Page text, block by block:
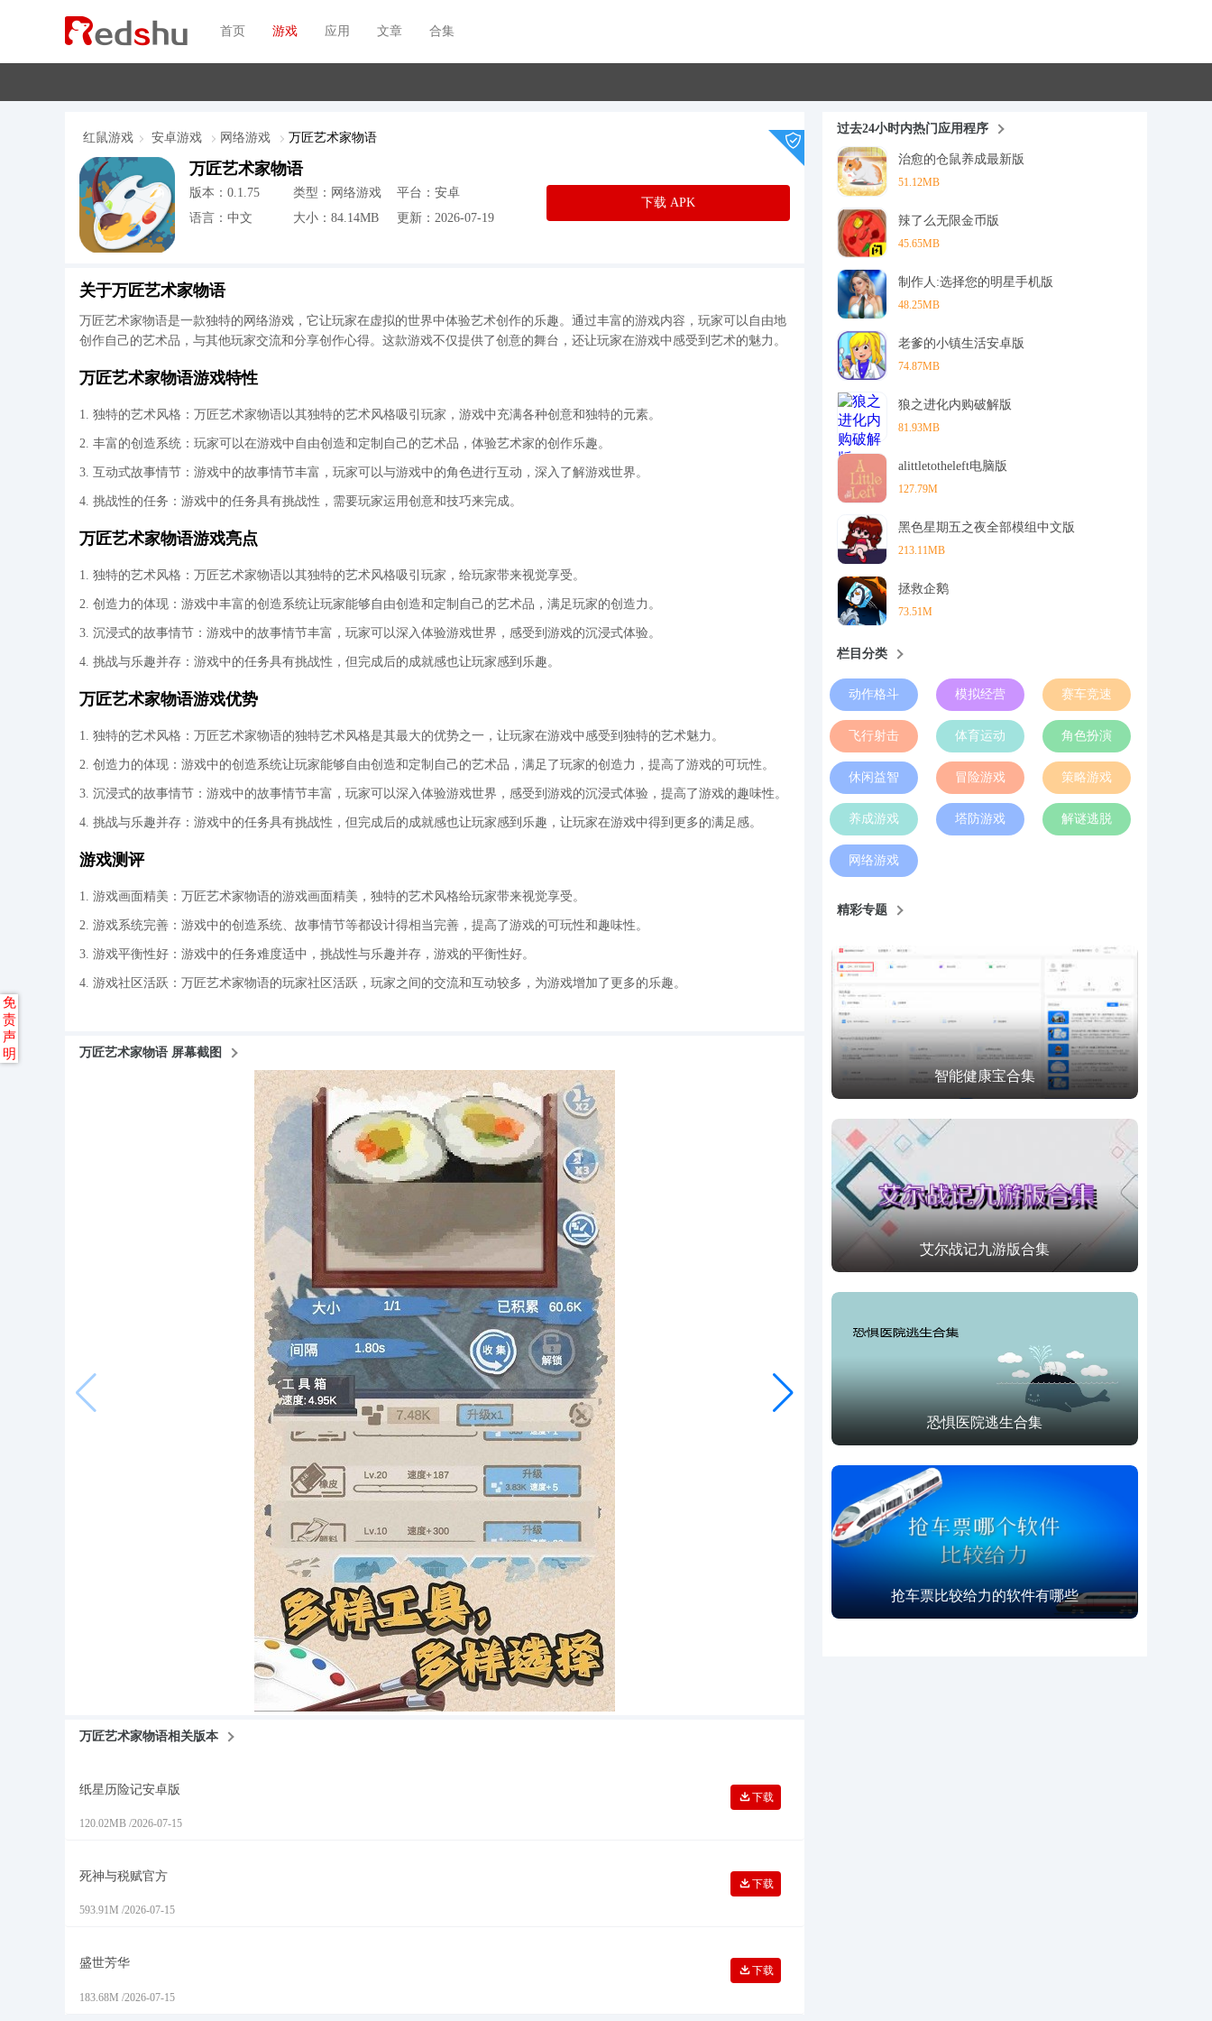
首页 游戏 应用 文章 合集
红鼠游戏 安卓游戏 网络游戏 万匠艺术家物语
万匠艺术家物语
版本：0.1.75 类型：网络游戏
平台：安卓
语言：中文
大小：84.14MB 更新：2026-07-19
下载 APK
关于万匠艺术家物语
万匠艺术家物语是一款独特的网络游戏，它让玩家在虚拟的世界中体验艺术创作的乐趣。通过丰富的游戏内容，玩家可以自由地
创作自己的艺术品，与其他玩家交流和分享创作心得。这款游戏不仅提供了创意的舞台，还让玩家在游戏中感受到艺术的魅力。
万匠艺术家物语游戏特性
1. 独特的艺术风格：万匠艺术家物语以其独特的艺术风格吸引玩家，游戏中充满各种创意和独特的元素。
2. 丰富的创造系统：玩家可以在游戏中自由创造和定制自己的艺术品，体验艺术家的创作乐趣。
3. 互动式故事情节：游戏中的故事情节丰富，玩家可以与游戏中的角色进行互动，深入了解游戏世界。
4. 挑战性的任务：游戏中的任务具有挑战性，需要玩家运用创意和技巧来完成。
万匠艺术家物语游戏亮点
1. 独特的艺术风格：万匠艺术家物语以其独特的艺术风格吸引玩家，给玩家带来视觉享受。
2. 创造力的体现：游戏中丰富的创造系统让玩家能够自由创造和定制自己的艺术品，满足玩家的创造力。
3. 沉浸式的故事情节：游戏中的故事情节丰富，玩家可以深入体验游戏世界，感受到游戏的沉浸式体验。
4. 挑战与乐趣并存：游戏中的任务具有挑战性，但完成后的成就感也让玩家感到乐趣。
万匠艺术家物语游戏优势
1. 独特的艺术风格：万匠艺术家物语的独特艺术风格是其最大的优势之一，让玩家在游戏中感受到独特的艺术魅力。
2. 创造力的体现：游戏中的创造系统让玩家能够自由创造和定制自己的艺术品，满足了玩家的创造力，提高了游戏的可玩性。
3. 沉浸式的故事情节：游戏中的故事情节丰富，玩家可以深入体验游戏世界，感受到游戏的沉浸式体验，提高了游戏的趣味性。
4. 挑战与乐趣并存：游戏中的任务具有挑战性，但完成后的成就感也让玩家感到乐趣，让玩家在游戏中得到更多的满足感。
游戏测评
1. 游戏画面精美：万匠艺术家物语的游戏画面精美，独特的艺术风格给玩家带来视觉享受。
2. 游戏系统完善：游戏中的创造系统、故事情节等都设计得相当完善，提高了游戏的可玩性和趣味性。
3. 游戏平衡性好：游戏中的任务难度适中，挑战性与乐趣并存，游戏的平衡性好。
4. 游戏社区活跃：万匠艺术家物语的玩家社区活跃，玩家之间的交流和互动较多，为游戏增加了更多的乐趣。
万匠艺术家物语 屏幕截图
万匠艺术家物语相关版本
纸星历险记安卓版
120.02MB /2026-07-15
下载
死神与税赋官方
593.91M /2026-07-15
下载
盛世芳华
183.68M /2026-07-15
下载
过去24小时内热门应用程序
治愈的仓鼠养成最新版
51.12MB
辣了么无限金币版
45.65MB
制作人:选择您的明星手机版
48.25MB
老爹的小镇生活安卓版
74.87MB
狼之进化内购破解版
81.93MB
alittletotheleft电脑版
127.79M
黑色星期五之夜全部模组中文版
213.11MB
拯救企鹅
73.51M
栏目分类
动作格斗 模拟经营 赛车竞速
飞行射击 体育运动 角色扮演
休闲益智 冒险游戏 策略游戏
养成游戏 塔防游戏 解谜逃脱
网络游戏
精彩专题
智能健康宝合集
艾尔战记九游版合集
恐惧医院逃生合集
抢车票比较给力的软件有哪些
免
责
声
明